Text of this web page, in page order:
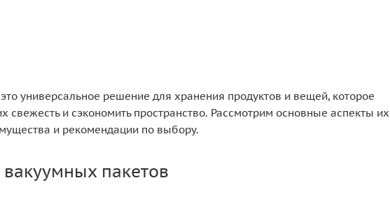
универсальное решение для хранения продуктов и вещей, которое
свежесть и сэкономить пространство. Рассмотрим основные аспекты их
и рекомендации по выбору.
пакетов